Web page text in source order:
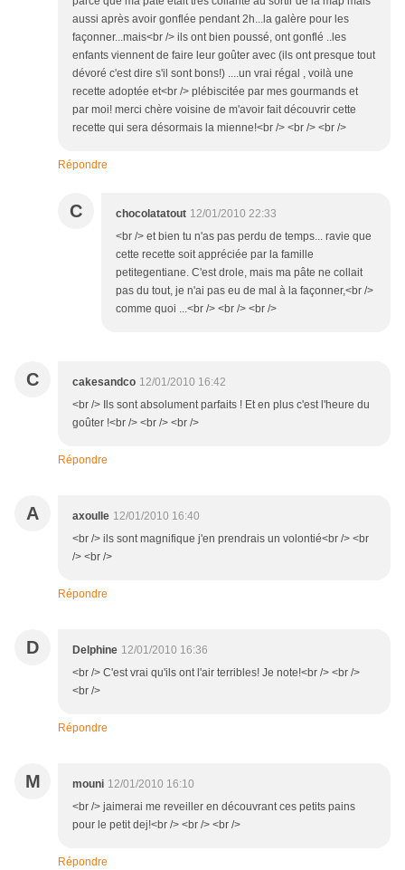
aussi après avoir gonflée pendant 2h...la galère pour les
façonner...mais<br /> ils ont bien poussé, ont gonflé ..les
enfants viennent de faire leur goûter avec (ils ont presque tout
dévoré c'est dire s'il sont bons!) ....un vrai régal , voilà une
recette adoptée et<br /> plébiscitée par mes gourmands et
par moi! merci chère voisine de m'avoir fait découvrir cette
recette qui sera désormais la mienne!<br /> <br /> <br />
Répondre
C chocolatatout 12/01/2010 22:33
<br /> et bien tu n'as pas perdu de temps... ravie que
cette recette soit appréciée par la famille
petitegentiane. C'est drole, mais ma pâte ne collait
pas du tout, je n'ai pas eu de mal à la façonner,<br />
comme quoi ...<br /> <br /> <br />
C cakesandco 12/01/2010 16:42
<br /> Ils sont absolument parfaits ! Et en plus c'est l'heure du
goûter !<br /> <br /> <br />
Répondre
A axoulle 12/01/2010 16:40
<br /> ils sont magnifique j'en prendrais un volontié<br /> <br
/> <br />
Répondre
D Delphine 12/01/2010 16:36
<br /> C'est vrai qu'ils ont l'air terribles! Je note!<br /> <br />
<br />
Répondre
M mouni 12/01/2010 16:10
<br /> jaimerai me reveiller en découvrant ces petits pains
pour le petit dej!<br /> <br /> <br />
Répondre